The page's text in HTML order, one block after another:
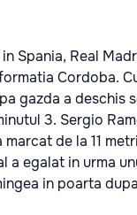
Spania, Real
Cordoba.
gazda a deschis
3. Sergio
de la 11
a egalat in urma
in poarta